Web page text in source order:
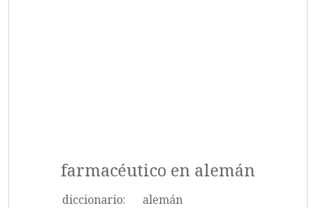
farmacéutico en alemán
diccionario:
alemán